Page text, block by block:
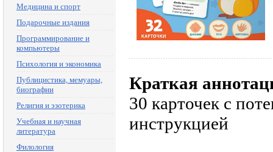
Медицина и спорт
Подарочные издания
Программирование и
компьютеры
Психология и экономика
Публицистика, мемуары,
биографии
Религия и эзотерика
Учебная и научная
литература
Филология
Краткая
30 карточек с
инструкцией